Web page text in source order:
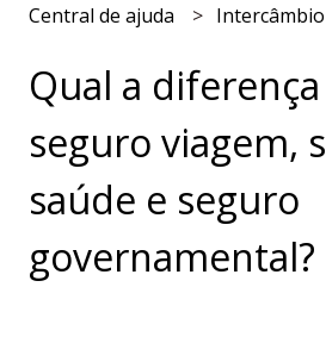
Central de ajuda Intercâmbio
Qual a
seguro viagem,
saúde e seguro
governamental?